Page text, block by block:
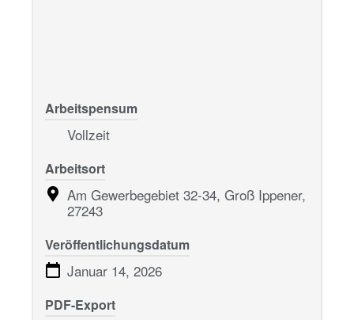
Arbeitspensum
Vollzeit
Arbeitsort
Am Gewerbegebiet 32-34, Groß Ippener,
27243
Veröffentlichungsdatum
Januar 14, 2026
PDF-Export